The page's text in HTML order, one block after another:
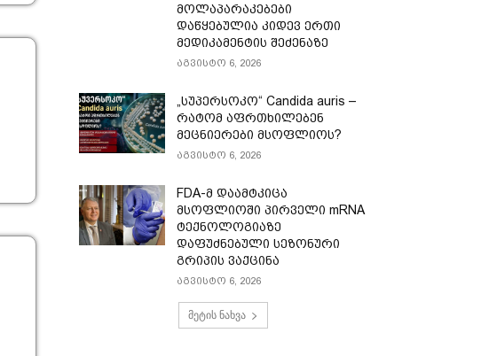
მოლაპარაკებები
დაწყებულია კიდევ ერთი
მედიკამენტის შეძენაზე
აგვისტო 6, 2026
„სუპერსოკო“ Candida auris –
რატომ აფრთხილებენ
მეცნიერები მსოფლიოს?
აგვისტო 6, 2026
FDA-მ დაამტკიცა
მსოფლიოში პირველი mRNA
ტექნოლოგიაზე
დაფუძნებული სეზონური
გრიპის ვაქცინა
აგვისტო 6, 2026
მეტის ნახვა